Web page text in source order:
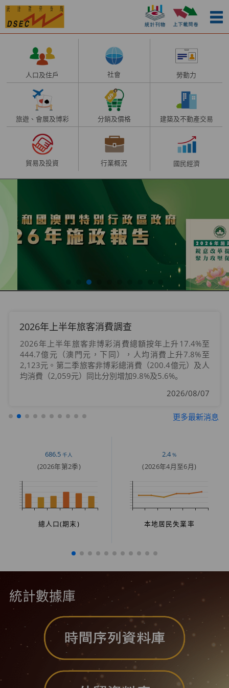
人口及住戶 社會 勞動力
旅遊、會展及博彩 分銷及價格 建築及不動產交易
貿易及投資 行業概況 國民經濟
2026年上半年旅客消費調查
2026年上半年旅客非博彩消費總額按年上升17.4%至
444.7億元（澳門元，下同），人均消費上升7.8%至
2,123元。第二季旅客非博彩總消費（200.4億元）及人
均消費（2,059元）同比分別增加9.8%及5.6%。
2026/08/07
更多最新消息
686.5千人
(2026年第2季)
總人口(期末)
2.4%
(2026年4月至6月)
本地居民失業率
統計數據庫